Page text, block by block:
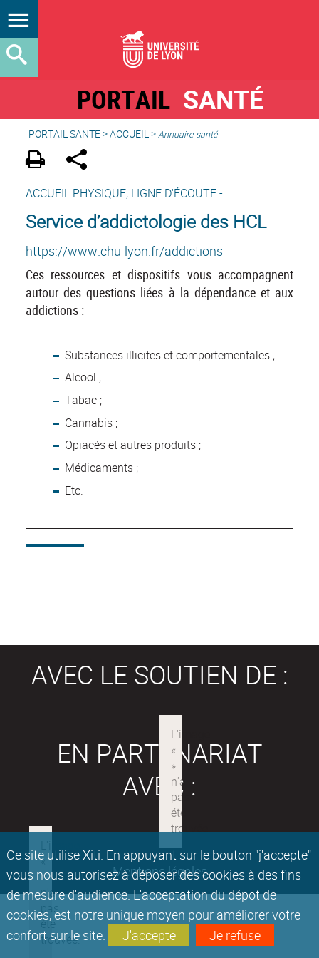
Ce site utilise Xiti. En appuyant sur le bouton "j'accepte"
vous nous autorisez à déposer des cookies à des fins
de mesure d'audience. L'acceptation du dépot de
cookies, est notre unique moyen pour améliorer votre
confort sur le site.
J'accepte Je refuse
PORTAIL SANTÉ
PORTAIL SANTE>ACCUEIL>Annuaire santé
ACCUEIL PHYSIQUE, LIGNE D'ÉCOUTE -
Service d’addictologie des HCL
https://www.chu-lyon.fr/addictions
Ces ressources et dispositifs vous accompagnent
autour des questions liées à la dépendance et aux
addictions :
Substances illicites et comportementales ;
Alcool ;
Tabac ;
Cannabis ;
Opiacés et autres produits ;
Médicaments ;
Etc.
AVEC LE SOUTIEN DE :
EN PARTENARIAT
AVEC :
Mentions légales